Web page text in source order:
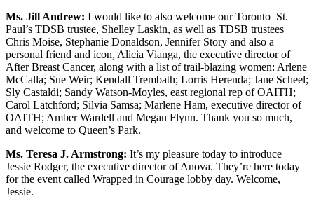
Ms. Jill Andrew: I would like to also welcome our Toronto–St.
Paul’s TDSB trustee, Shelley Laskin, as well as TDSB trustees
Chris Moise, Stephanie Donaldson, Jennifer Story and also a
personal friend and icon, Alicia Vianga, the executive director of
After Breast Cancer, along with a list of trail-blazing women: Arlene
McCalla; Sue Weir; Kendall Trembath; Lorris Herenda; Jane Scheel;
Sly Castaldi; Sandy Watson-Moyles, east regional rep of OAITH;
Carol Latchford; Silvia Samsa; Marlene Ham, executive director of
OAITH; Amber Wardell and Megan Flynn. Thank you so much,
and welcome to Queen’s Park.
Ms. Teresa J. Armstrong: It’s my pleasure today to introduce
Jessie Rodger, the executive director of Anova. They’re here today
for the event called Wrapped in Courage lobby day. Welcome,
Jessie.